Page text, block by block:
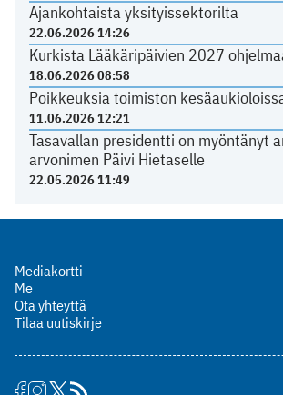
Ajankohtaista yksityissektorilta
22.06.2026 14:26
Kurkista Lääkäripäivien 2027
18.06.2026 08:58
Poikkeuksia toimiston
11.06.2026 12:21
Tasavallan presidentti on myöntänyt
arvonimen Päivi Hietaselle
22.05.2026 11:49
Mediakortti
Me
Ota yhteyttä
Tilaa uutiskirje